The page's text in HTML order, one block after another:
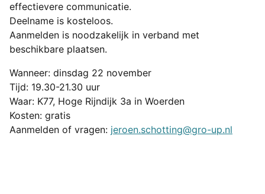
effectievere communicatie.
Deelname is kosteloos.
Aanmelden is noodzakelijk in verband met
beschikbare plaatsen.
Wanneer: dinsdag 22 november
Tijd: 19.30-21.30 uur
Waar: K77, Hoge Rijndijk 3a in Woerden
Kosten: gratis
Aanmelden of vragen: jeroen.schotting@gro-up.nl